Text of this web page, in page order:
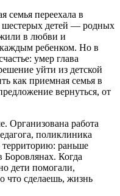
семья переехала в
шестерых детей — родных
жили в любви и
ребенком. Но в
умер глава
уйти из детской
как приемная семья в
вернуться, от
Организована работа
поликлиника
территорию: раньше
Когда
дети помогали,
что сделаешь, жизнь